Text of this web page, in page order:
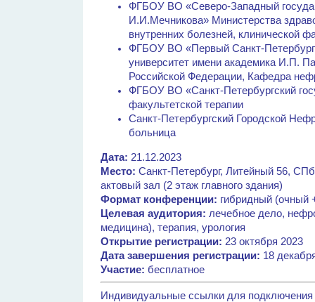
ФГБОУ ВО «Северо-Западный
И.И.Мечникова» Министерства
внутренних болезней, клинической
ФГБОУ ВО «Первый Санкт-
университет имени академика И.П.
Российской Федерации, Кафедра
ФГБОУ ВО «Санкт-Петербургский
факультетской терапии
Санкт-Петербургский Городской
больница
Дата: 21.12.2023
Место: Санкт-Петербург, Литейный 56,
актовый зал (2 этаж главного здания)
Формат конференции: гибридный (очный
Целевая аудитория: лечебное дело,
медицина), терапия, урология
Открытие регистрации: 23 октября 2023
Дата завершения регистрации: 18
Участие: бесплатное
Индивидуальные ссылки для